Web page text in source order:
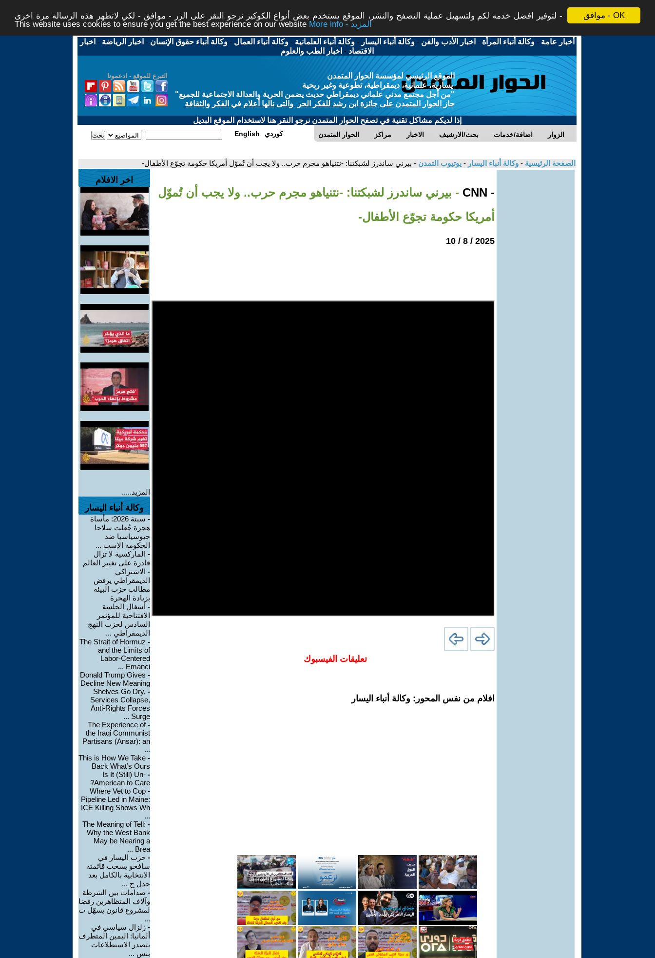
موافق - OK
لتوفير افضل خدمة لكم ولتسهيل عملية التصفح والنشر، الموقع يستخدم بعض أنواع الكوكيز نرجو النقر على الزر - موافق - لكي لاتظهر هذه الرسالة مرة اخرى -
This website uses cookies to ensure you get the best experience on our website
More info - المزيد
أخبار عامة -وكالة أنباء المرأة - اخبار الأدب والفن -وكالة أنباء اليسار -وكالة أنباء العلمانية -وكالة أنباء العمال -وكالة أنباء حقوق الإنسان - اخبار الرياضة - اخبار
الاقتصاد - اخبار الطب والعلوم
التبرع للموقع - ادعمونا
الموقع الرئيسي لمؤسسة الحوار المتمدن
يسارية، علمانية، ديمقراطية، تطوعية وغير ربحية
"من أجل مجتمع مدني علماني ديمقراطي حديث يضمن الحرية والعدالة الاجتماعية للجميع"
حاز الحوار المتمدن على جائزة ابن رشد للفكر الحر والتى نالها أعلام في الفكر والثقافة
إذا لديكم مشاكل تقنية في تصفح الحوار المتمدن نرجو النقر هنا لاستخدام الموقع البديل
الحوار المتمدن مراكز الاخبار بحث/الارشيف اضافة/خدمات الزوار English كوردي
الصفحة الرئيسية - وكالة أنباء اليسار - يوتيوب التمدن - بيرني ساندرز لشبكتنا: -نتنياهو مجرم حرب.. ولا يجب أن تُموّل أمريكا حكومة تجوّع الأطفال-
- CNN
- بيرني ساندرز لشبكتنا: -نتنياهو مجرم حرب.. ولا يجب أن تُموّل
أمريكا حكومة تجوّع الأطفال-
2025 / 8 / 10
تعليقات الفيسبوك
افلام من نفس المحور: وكالة أنباء اليسار
اخر الافلام
المزيد.....
وكالة أنباء اليسار
-
سبتة 2026: مأساة
هجرة جُعلت سلاحا
جيوسياسيا ضد
الحكومة الإسب ...
- الماركسية لا تزال
قادرة على تغيير العالم
- الاشتراكي
الديمقراطي يرفض
مطالب حزب البيئة
بزيادة الهجرة
- أشغال الجلسة
الافتتاحية للمؤتمر
السادس لحزب النهج
الديمقراطي ...
-
The Strait of Hormuz
and the Limits of
Labor-Centered
Emanci ...
-
Donald Trump Gives
Decline New Meaning
-
Shelves Go Dry,
Services Collapse,
Anti-Rights Forces
Surge ...
-
The Experience of
the Iraqi Communist
Partisans (Ansar): an
...
-
This is How We Take
Back What’s Ours
-
Is It (Still) Un-
American to Care?
-
Where Vet to Cop
Pipeline Led in Maine:
ICE Killing Shows Wh
...
-
The Meaning of Tell:
Why the West Bank
May be Nearing a
Brea ...
- حزب اليسار في
سافخو يسحب قائمته
الانتخابية بالكامل بعد
جدل ح ...
- صدامات بين الشرطة
وآلاف المتظاهرين رفضا
لمشروع قانون يسهّل ت
...
- زلزال سياسي في
ألمانيا: اليمين المتطرف
يتصدر الاستطلاعات
بنس ...